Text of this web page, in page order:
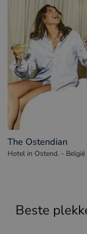
The Ostendian
Hotel in Ostend. - België
Beste